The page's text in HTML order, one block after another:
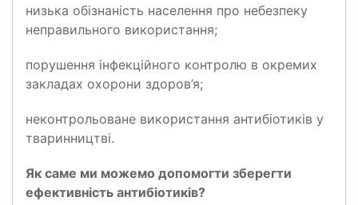
низька обізнаність населення про небезпеку
неправильного використання;
порушення інфекційного контролю в окремих
закладах охорони здоров’я;
неконтрольоване використання антибіотиків у
тваринництві.
Як саме ми можемо допомогти зберегти
ефективність антибіотиків?